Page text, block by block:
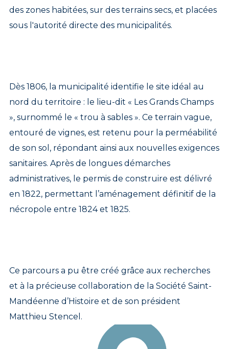
des zones habitées, sur des terrains secs, et placées
sous l'autorité directe des municipalités.
Dès 1806, la municipalité identifie le site idéal au
nord du territoire : le lieu-dit « Les Grands Champs
», surnommé le « trou à sables ». Ce terrain vague,
entouré de vignes, est retenu pour la perméabilité
de son sol, répondant ainsi aux nouvelles exigences
sanitaires. Après de longues démarches
administratives, le permis de construire est délivré
en 1822, permettant l’aménagement définitif de la
nécropole entre 1824 et 1825.
Ce parcours a pu être créé grâce aux recherches
et à la précieuse collaboration de la Société Saint-
Mandéenne d’Histoire et de son président
Matthieu Stencel.